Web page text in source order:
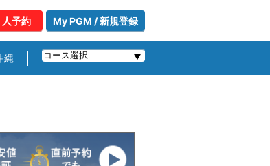
人予約 My PGM / 新規登録
縄